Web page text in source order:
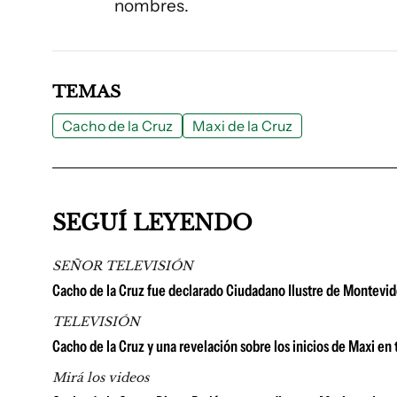
nombres.
TEMAS
Cacho de la Cruz Maxi de la Cruz
SEGUÍ LEYENDO
SEÑOR TELEVISIÓN
Cacho de la Cruz fue declarado Ciudadano Ilustre de
TELEVISIÓN
Cacho de la Cruz y una revelación sobre los inicios de Maxi
Mirá los videos